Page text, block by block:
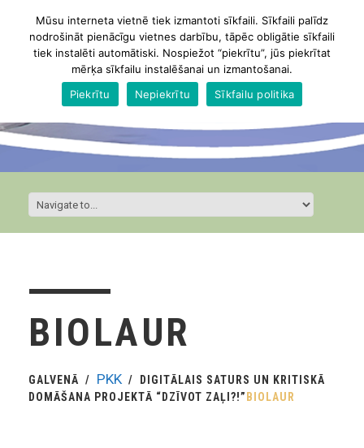
BIOLAUR
GALVENĀ PKK
DIGITĀLAIS SATURS UN KRITISKĀ
DOMĀŠANA PROJEKTĀ “DZĪVOT ZAĻI?!” BIOLAUR
Mūsu interneta vietnē tiek izmantoti sīkfaili. Sīkfaili palīdz
nodrošināt pienācīgu vietnes darbību, tāpēc obligātie sīkfaili
tiek instalēti automātiski. Nospiežot “piekrītu”, jūs piekrītat
mērķa sīkfailu instalēšanai un izmantošanai.
Piekrītu
Nepiekrītu Sīkfailu politika